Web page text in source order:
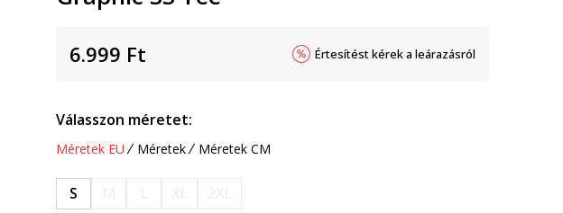
6.999 Ft Értesítést kérek a leárazásról
Válasszon méretet:
Méretek EU Méretek Méretek CM
S